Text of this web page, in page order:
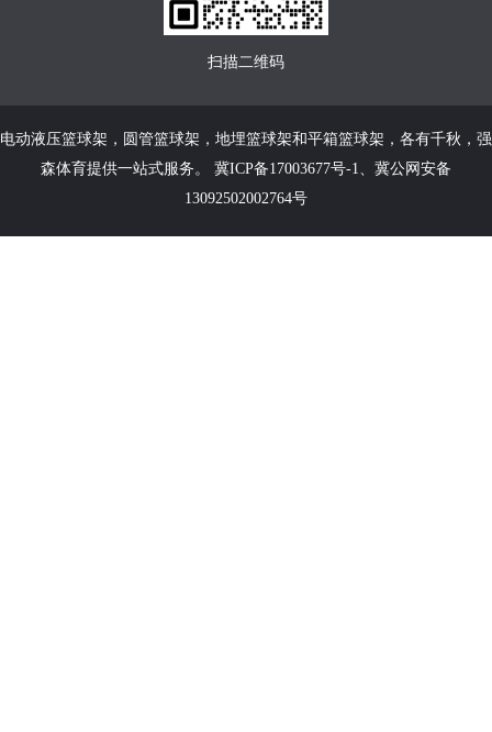
扫描二维码
电动液压篮球架 ， 圆管篮球架 ， 地埋篮球架和平箱篮球架 ，各有千秋，强
森体育提供一站式服务。 冀ICP备17003677号-1
冀公网安备
13092502002764号